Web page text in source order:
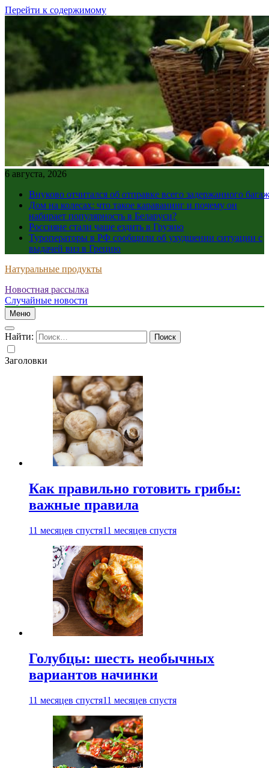
Перейти к содержимому
6 августа, 2026
Внуково отчитался об отправке всего задержанного
Дом на колесах: что такое караванинг и почему он
набирает популярность в Беларуси?
Россияне стали чаще ездить в Грузию
Туроператоры в РФ сообщили об ухудшении ситуации с
выдачей виз в Грецию
Натуральные продукты
Новостная рассылка
Случайные новости
Меню
Найти:
Заголовки
Как правильно готовить грибы:
важные правила
11 месяцев спустя11 месяцев спустя
Голубцы: шесть необычных
вариантов начинки
11 месяцев спустя11 месяцев спустя